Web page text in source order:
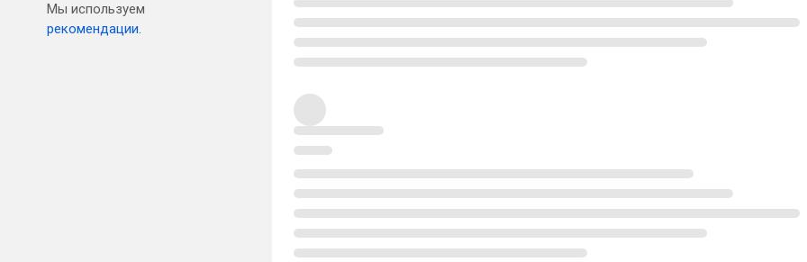
Мы используем
рекомендации.